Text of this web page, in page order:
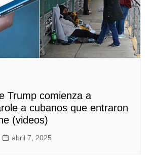
Trump comienza a
a cubanos que entraron
(videos)
abril 7, 2025